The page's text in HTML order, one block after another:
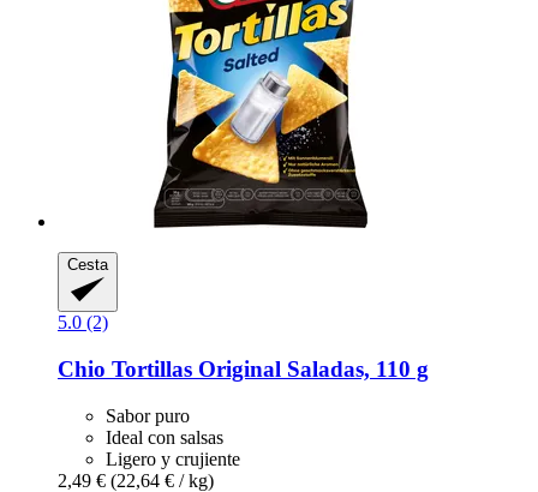
Cesta
5.0 (2)
Chio Tortillas Original Saladas, 110 g
Sabor puro
Ideal con salsas
Ligero y crujiente
2,49 € (22,64 € / kg)